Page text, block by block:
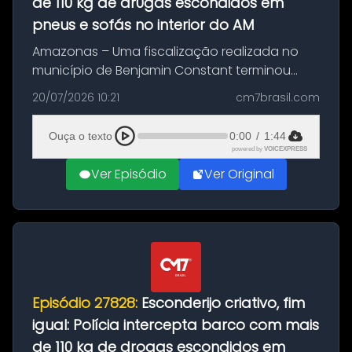
pneus e sofás no interior do AM
Amazonas – Uma fiscalização realizada no
município de Benjamin Constant terminou
com a apreensão de aproximadamente 115
quilos de entorpecentes em uma
embarcação atracada no porto da cidade. O
materia...
20/07/2026 10:21 cm7brasil.com
Ouça o texto 0:00 / 1:44
powered by VOICEXPRESS
Ver Episódio Ver Original
Episódio 27828: Esconderijo criativo, fim
igual: Polícia intercepta barco com mais
de 110 kg de drogas escondidos em